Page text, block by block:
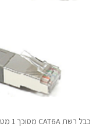
כבל רשת CAT6A מסוכך 1 מטר